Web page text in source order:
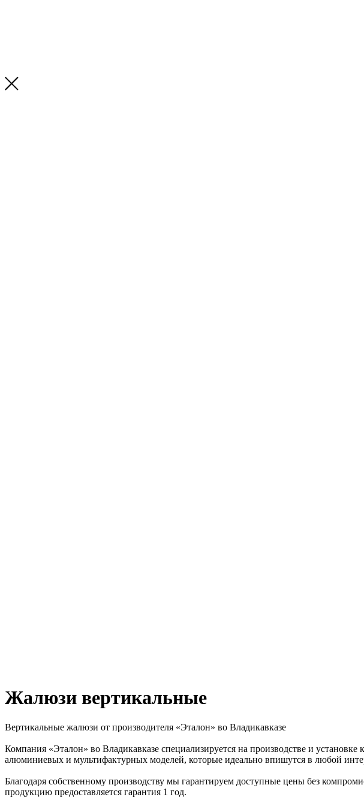
Жалюзи вертикальные
Вертикальные жалюзи от производителя «Эталон» во Владикавказе
Компания «Эталон» во Владикавказе специализируется на производстве и
алюминиевых и мультифактурных моделей, которые идеально впишутся в любой
Благодаря собственному производству мы гарантируем доступные цены без
продукцию предоставляется гарантия 1 год.